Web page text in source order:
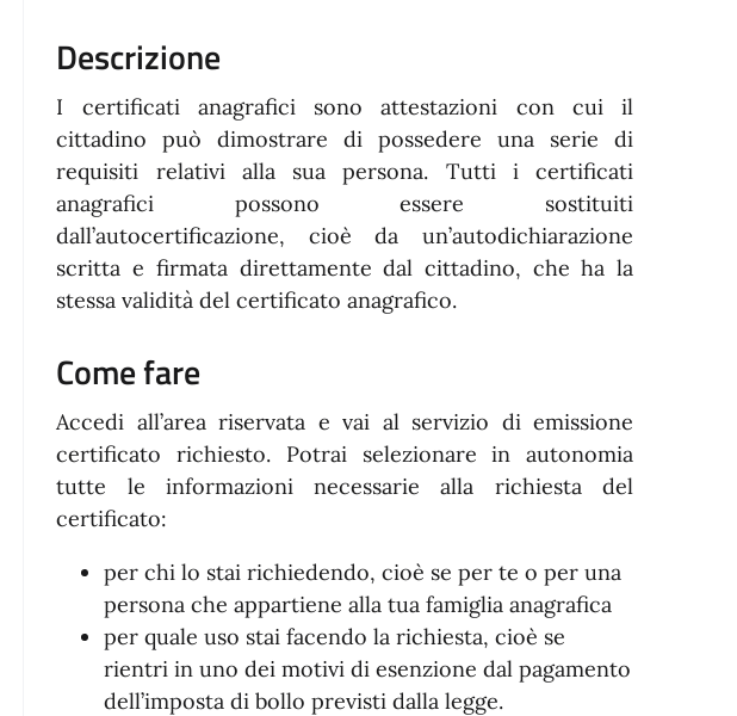
Descrizione
I certificati anagrafici sono attestazioni con cui il
cittadino può dimostrare di possedere una serie di
requisiti relativi alla sua persona. Tutti i certificati
anagrafici possono essere sostituiti
dall’autocertificazione, cioè da un’autodichiarazione
scritta e firmata direttamente dal cittadino, che ha la
stessa validità del certificato anagrafico.
Come fare
Accedi all’area riservata e vai al servizio di emissione
certificato richiesto. Potrai selezionare in autonomia
tutte le informazioni necessarie alla richiesta del
certificato:
per chi lo stai richiedendo, cioè se per te o per una
persona che appartiene alla tua famiglia anagrafica
per quale uso stai facendo la richiesta, cioè se
rientri in uno dei motivi di esenzione dal pagamento
dell’imposta di bollo previsti dalla legge.